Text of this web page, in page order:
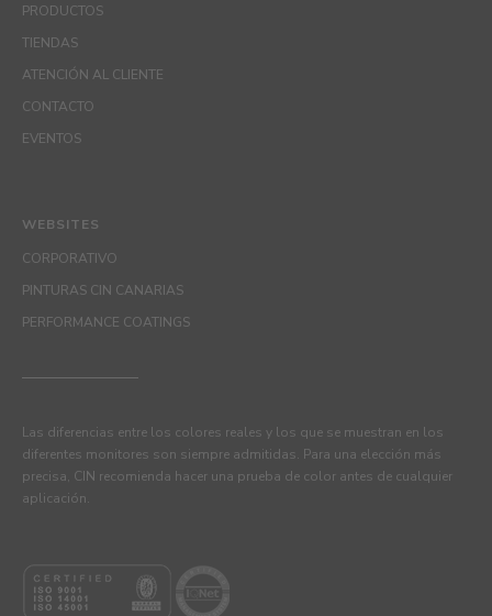
PRODUCTOS
TIENDAS
ATENCIÓN AL CLIENTE
CONTACTO
EVENTOS
WEBSITES
CORPORATIVO
PINTURAS CIN CANARIAS
PERFORMANCE COATINGS
Las diferencias entre los colores reales y los que se muestran en los
diferentes monitores son siempre admitidas. Para una elección más
precisa, CIN recomienda hacer una prueba de color antes de cualquier
aplicación.